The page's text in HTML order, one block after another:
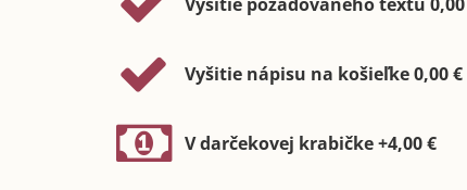
Vyšitie nápisu na košieľke 0,00 €
V darčekovej krabičke +4,00 €